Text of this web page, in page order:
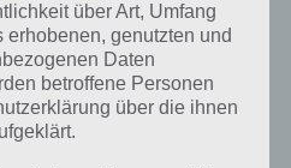
Rätsel im gleichen
befinden sich
und Blau
zu gelangen.
über Art, Umfang
erhobenen, genutzten und
Daten
betroffene Personen
über die ihnen